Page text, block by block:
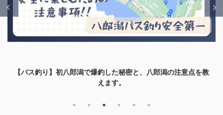
【バス釣り】初八郎潟で爆釣した秘密と、八郎潟の注意点を教
えます。